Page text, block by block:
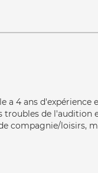
a 4 ans d'expérience
troubles de l'audition
compagnie/loisirs,